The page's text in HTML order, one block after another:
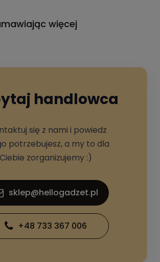
więcej
handlowca
się z nami i powiedz
potrzebujesz, a my to dla
Ciebie zorganizujemy :)
sklep@hellogadzet.pl
+48 733 367 006